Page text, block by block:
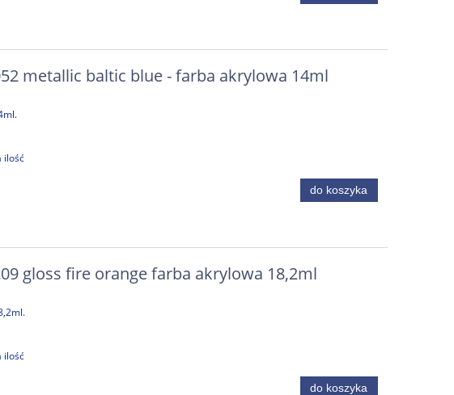
metallic baltic blue - farba akrylowa 14ml
ilość
do koszyka
gloss fire orange farba akrylowa 18,2ml
ilość
do koszyka